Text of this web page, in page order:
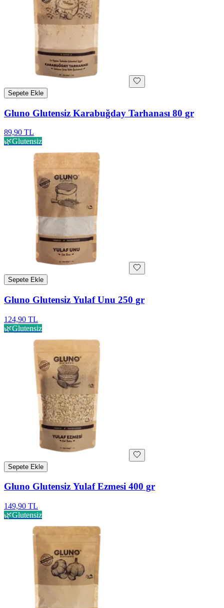
Sepete Ekle
Gluno Glutensiz Karabuğday Tarhanası 80 gr
89,90 TL
🌿Glutensiz
Sepete Ekle
Gluno Glutensiz Yulaf Unu 250 gr
124,90 TL
🌿Glutensiz
Sepete Ekle
Gluno Glutensiz Yulaf Ezmesi 400 gr
149,90 TL
🌿Glutensiz